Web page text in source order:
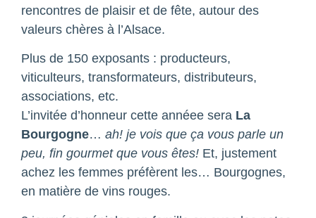
rencontres de plaisir et de fête, autour des
valeurs chères à l’Alsace.
Plus de 150 exposants : producteurs,
viticulteurs, transformateurs, distributeurs,
associations, etc.
L’invitée d’honneur cette annéee sera La
Bourgogne… ah! je vois que ça vous parle un
peu, fin gourmet que vous êtes! Et, justement
achez les femmes préfèrent les… Bourgognes,
en matière de vins rouges.